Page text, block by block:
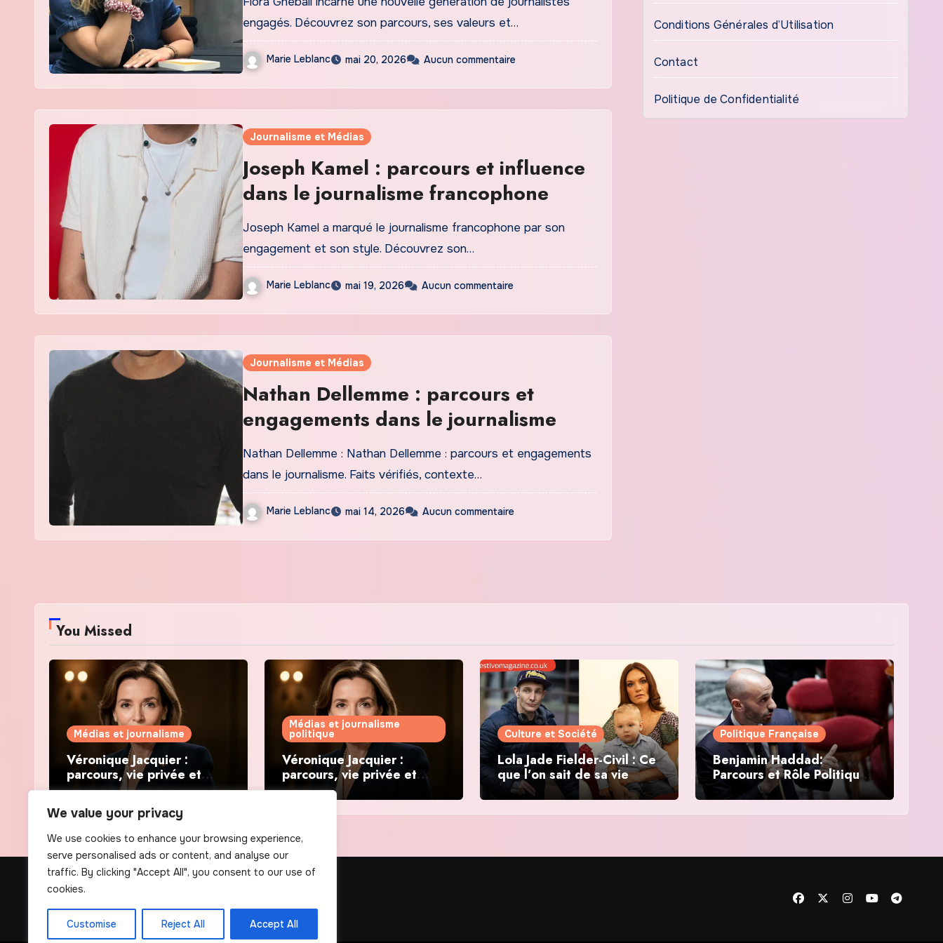
We value your privacy
We use cookies to enhance your browsing experience,
serve personalised ads or content, and analyse our
traffic. By clicking "Accept All", you consent to our use of
cookies.
Customise Reject All Accept All
engagés. Découvrez son parcours, ses valeurs et…
Marie Leblanc mai 20, 2026 Aucun commentaire
Journalisme et Médias
Joseph Kamel : parcours et influence
dans le journalisme francophone
Joseph Kamel a marqué le journalisme francophone par son
engagement et son style. Découvrez son…
Marie Leblanc mai 19, 2026 Aucun commentaire
Journalisme et Médias
Nathan Dellemme : parcours et
engagements dans le journalisme
Nathan Dellemme : Nathan Dellemme : parcours et engagements
dans le journalisme. Faits vérifiés, contexte…
Marie Leblanc mai 14, 2026 Aucun commentaire
Conditions Générales d’Utilisation
Contact
Politique de Confidentialité
You Missed
Médias et journalisme
Véronique Jacquier :
parcours, vie privée et
révélations politiques
Médias et journalisme
politique
Véronique Jacquier :
parcours, vie privée et
révélations politiques
Culture et Société
Lola Jade Fielder-Civil : Ce
que l’on sait de sa vie
Politique Française
Benjamin Haddad:
Parcours et Rôle Politique
en France
The Scribens